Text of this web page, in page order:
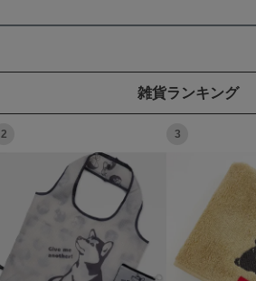
雑貨ランキング
2 3